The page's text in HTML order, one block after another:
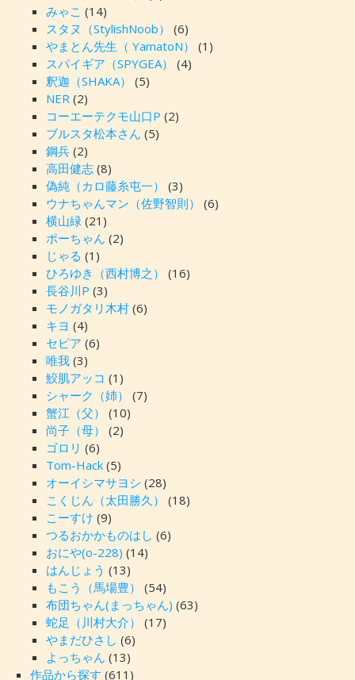
みゃこ (14)
スタヌ（StylishNoob）
(6)
やまとん先生（ YamatoN）
(1)
スパイギア（SPYGEA）
(4)
釈迦（SHAKA）
(5)
NER(2)
コーエーテクモ山口P (2)
ブルスタ松本さん (5)
鋼兵(2)
高田健志(8)
偽純（カロ藤糸屯一）
(3)
ウナちゃんマン（佐野智則）
(6)
横山緑(21)
ポーちゃん (2)
じゃる (1)
ひろゆき（西村博之）
(16)
長谷川P (3)
モノガタリ木村(6)
キヨ (4)
セピア (6)
唯我(3)
鮫肌アッコ (1)
シャーク（姉）
(7)
蟹江（父）
(10)
尚子（母）
(2)
ゴロリ (6)
Tom-Hack(5)
オーイシマサヨシ (28)
こくじん（太田勝久）
(18)
こーすけ (9)
つるおかかものはし (6)
おにや(o-228) (14)
はんじょう (13)
もこう（馬場豊）
(54)
布団ちゃん(まっちゃん) (63)
蛇足（川村大介）
(17)
やまだひさし (6)
よっちゃん (13)
作品から探す (611)